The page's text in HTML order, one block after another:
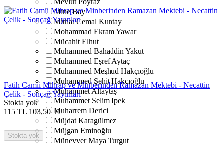
Mevlüt Poyraz
Mine Bay
Mithat Cemal Kuntay
Mohammad Ekram Yawar
Mücahit Elhut
Muhammed Bahaddin Yakut
Muhammed Eşref Aytaç
Muhammed Meşhud Hakçıoğlu
Muhammed Şehit Hakçıoğlu
Muhammet Altaytaş
Muhammet Selim İpek
Muharrem Derici
Müjdat Karagülmez
Müjgan Eminoğlu
Münevver Maya Turgut
Fatih Camii Mihrap ve Minberinden Ramazan Mektebi - Necattin
Çelik - Sonçağ Yayınları
Stokta yok
115 TL 103,50 TL
Stokta yok